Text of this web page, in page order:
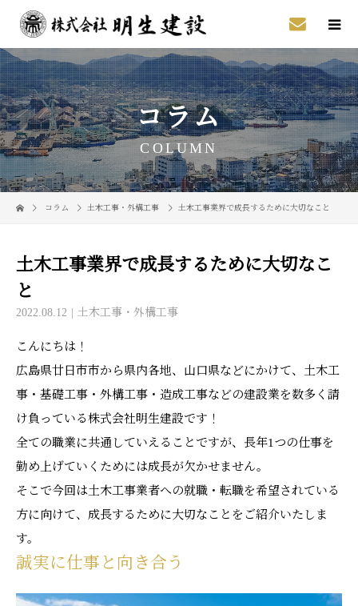
コラム
COLUMN
コラム 土木工事・外構工事 土木工事業界で成長するために大切なこと
土木工事業界で成長するために大切なこ
と
2022.08.12 土木工事・外構工事
こんにちは！
広島県廿日市市から県内各地、山口県などにかけて、土木工
事・基礎工事・外構工事・造成工事などの建設業を数多く請
け負っている株式会社明生建設です！
全ての職業に共通していえることですが、長年1つの仕事を
勤め上げていくためには成長が欠かせません。
そこで今回は土木工事業者への就職・転職を希望されている
方に向けて、成長するために大切なことをご紹介いたしま
す。
誠実に仕事と向き合う